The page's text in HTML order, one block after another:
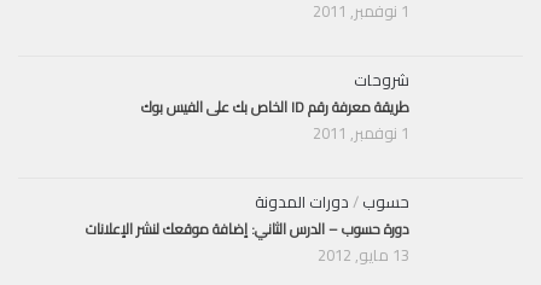
شروحات
طريقة معرفة رقم ID الخاص بك على الفيس بوك
حسوب/دورات المدونة
دورة حسوب – الدرس الثاني: إضافة موقعك لنشر الإعلانات